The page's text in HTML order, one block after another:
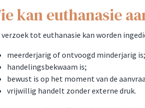
kan euthanasie
verzoek tot euthanasie kan worden
meerderjarig of ontvoogd minderjarig is;
handelingsbekwaam is;
bewust is op het moment van de
vrijwillig handelt zonder externe druk.